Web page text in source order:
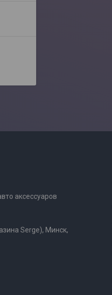
аксессуаров
Serge), Минск,